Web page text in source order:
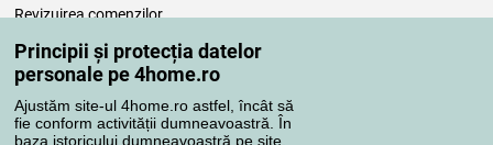
Principii și protecția datelor
personale pe 4home.ro
Ajustăm site-ul 4home.ro astfel, încât să
fie conform activității dumneavoastră. În
baza istoricului dumneavoastră pe site,
Revizuirea comenzilor
Reclamaţii
Retragere de la contract
Regulile de procesare a recenziilor